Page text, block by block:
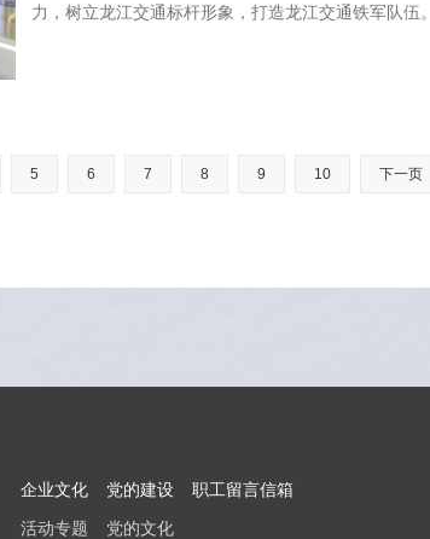
力，树立龙江交通标杆形象，打造龙江交通铁军队伍
5 6 7 8 9 10 下一页
企业文化
活动专题
党的建设
党的文化
职工留言信箱